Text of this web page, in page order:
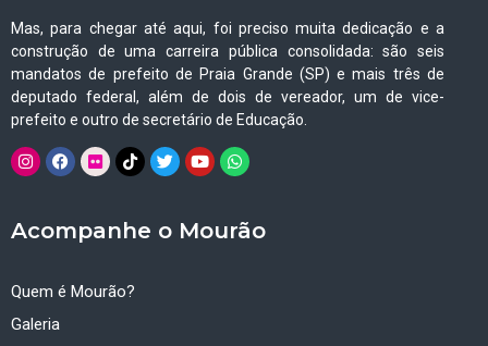
Mas, para chegar até aqui, foi preciso muita dedicação e a
construção de uma carreira pública consolidada: são seis
mandatos de prefeito de Praia Grande (SP) e mais três de
deputado federal, além de dois de vereador, um de vice-
prefeito e outro de secretário de Educação.
Acompanhe o Mourão
Quem é Mourão?
Galeria